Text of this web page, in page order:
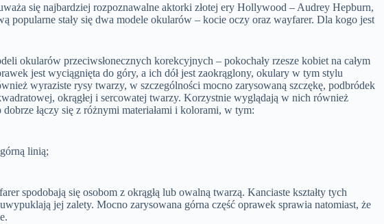
się najbardziej rozpoznawalne aktorki złotej ery Hollywood – Audrey Hepburn,
popularne stały się dwa modele okularów – kocie oczy oraz wayfarer. Dla kogo jest
okularów przeciwsłonecznych korekcyjnych – pokochały rzesze kobiet na całym
jest wyciągnięta do góry, a ich dół jest zaokrąglony, okulary w tym stylu
wyraziste rysy twarzy, w szczególności mocno zarysowaną szczękę, podbródek
okrągłej i sercowatej twarzy. Korzystnie wyglądają w nich również
łączy się z różnymi materiałami i kolorami, w tym:
linią;
spodobają się osobom z okrągłą lub owalną twarzą. Kanciaste kształty tych
jej zalety. Mocno zarysowana górna część oprawek sprawia natomiast, że